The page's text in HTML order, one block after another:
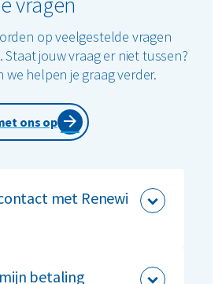
op veelgestelde vragen
jouw vraag er niet tussen?
we helpen je graag verder.
ons op
met Renewi
- 11114 van
betaling